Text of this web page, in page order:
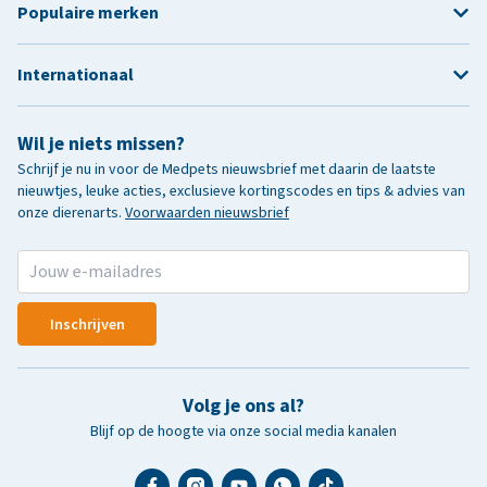
Wil je niets missen?
Schrijf je nu in voor de Medpets nieuwsbrief met daarin de laatste
nieuwtjes, leuke acties, exclusieve kortingscodes en tips & advies van
onze dierenarts. Voorwaarden nieuwsbrief
Inschrijven
Volg je ons al?
Blijf op de hoogte via onze social media kanalen
Populaire merken
Internationaal